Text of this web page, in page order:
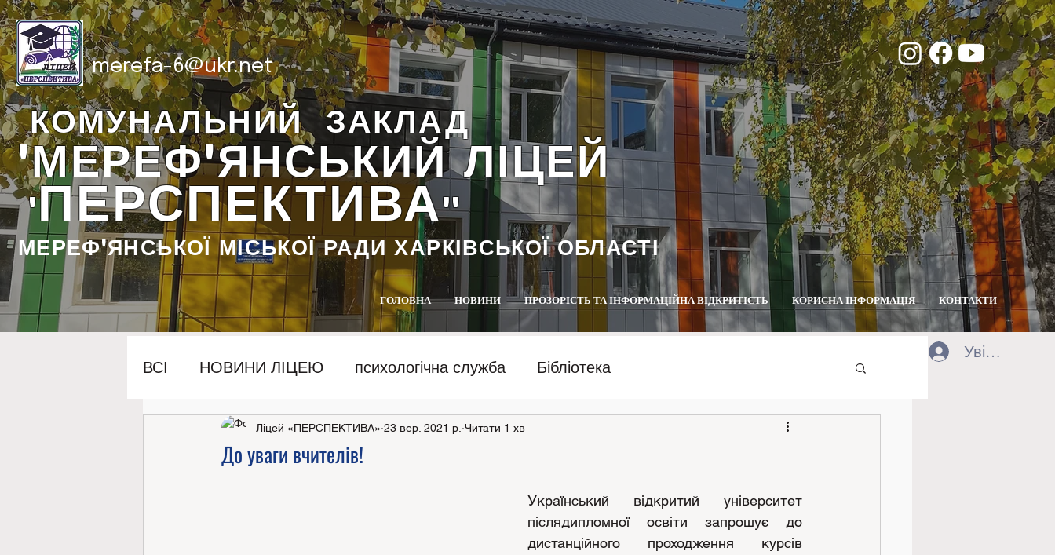
merefa-6@ukr.net
КОМУНАЛЬНИЙ ЗАКЛАД
"МЕРЕФ'ЯНСЬКИЙ ЛІЦЕЙ
"ПЕРСПЕКТИВА""
МЕРЕФ'ЯНСЬКОЇ МІСЬКОЇ РАДИ ХАРКІВСЬКОЇ ОБЛАСТІ
ГОЛОВНА НОВИНИ ПРОЗОРІСТЬ ТА ІНФОРМАЦІЙНА ВІДКРИТІСТЬ КОРИСНА ІНФОРМАЦІЯ КОНТАКТИ
ВСІ НОВИНИ ЛІЦЕЮ психологічна служба Бібліотека
До уваги вчителів!
Ліцей «ПЕРСПЕКТИВА» 23 вер. 2021 р. Читати 1 хв
Український відкритий університет
післядипломної освіти запрошує до
дистанційного проходження курсів
Увійти